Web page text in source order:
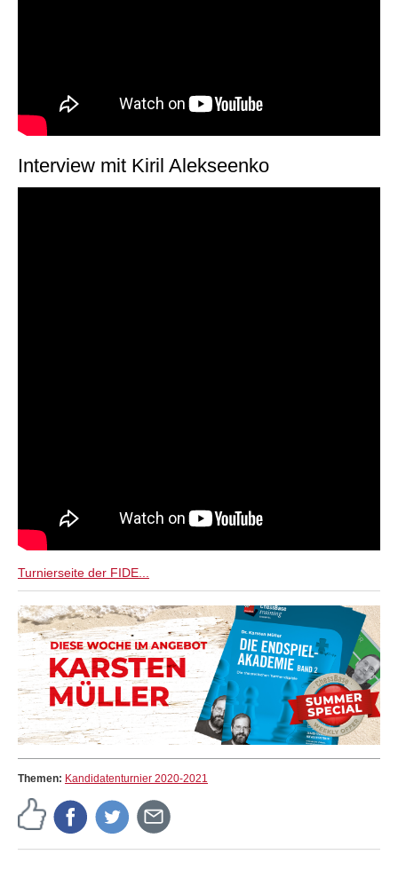
Interview mit Kiril Alekseenko
Turnierseite der FIDE...
Themen: Kandidatenturnier 2020-2021